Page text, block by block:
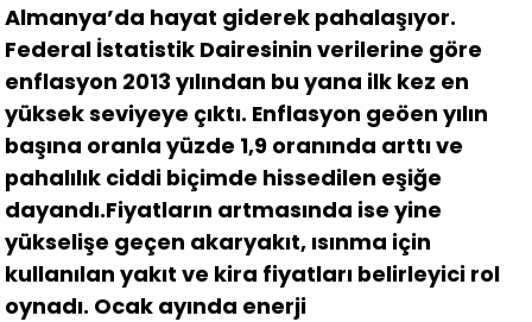
Almanya’da hayat giderek pahalaşıyor.
Federal İstatistik Dairesinin verilerine göre
enflasyon 2013 yılından bu yana ilk kez en
yüksek seviyeye çıktı. Enflasyon geöen yılın
başına oranla yüzde 1,9 oranında arttı ve
pahalılık ciddi biçimde hissedilen eşiğe
dayandı.Fiyatların artmasında ise yine
yükselişe geçen akaryakıt, ısınma için
kullanılan yakıt ve kira fiyatları belirleyici rol
oynadı. Ocak ayında enerji